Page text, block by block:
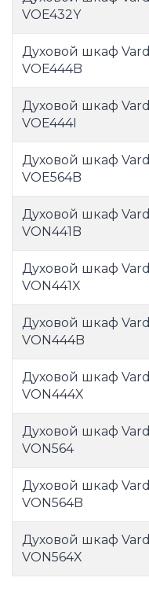
VOE432Y
Духовой шкаф Vard
VOE444B
Духовой шкаф Vard
VOE444I
Духовой шкаф Vard
VOE564B
Духовой шкаф Vard
VON441B
Духовой шкаф Vard
VON441X
Духовой шкаф Vard
VON444B
Духовой шкаф Vard
VON444X
Духовой шкаф Vard
VON564
Духовой шкаф Vard
VON564B
Духовой шкаф Vard
VON564X